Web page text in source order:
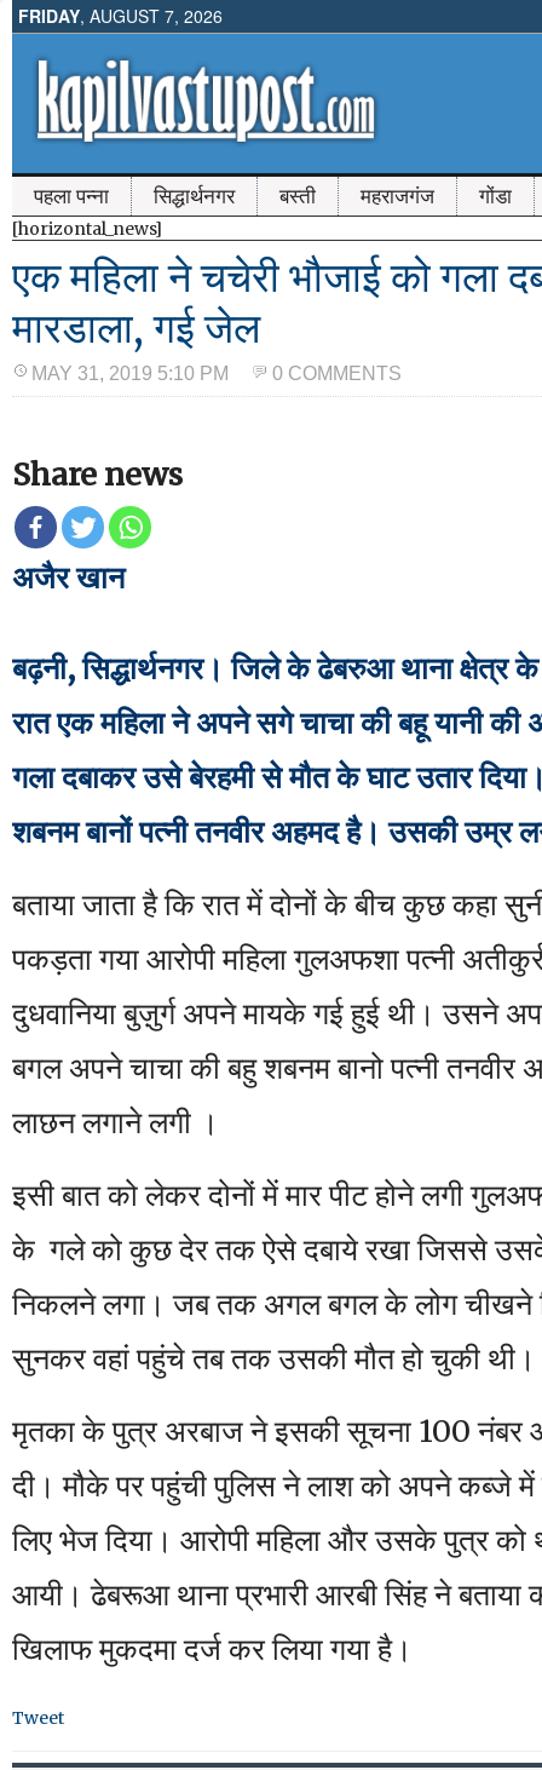
FRIDAY, AUGUST 7, 2026
पहला पन्ना सिद्धार्थनगर बस्ती महराजगंज गोंडा
[horizontal_news]
एक महिला ने चचेरी भौजाई को गला
मारडाला, गई जेल
MAY 31, 2019 5:10 PM 0 COMMENTS
Share news
अजैर खान
बढ़नी, सिद्धार्थनगर। जिले के ढेबरुआ थाना क्षेत्र
रात एक महिला ने अपने सगे चाचा की बहू यानी की
गला दबाकर उसे बेरहमी से मौत के घाट उतार
शबनम बानों पत्नी तनवीर अहमद है। उसकी उम्र
बताया जाता है कि रात में दोनों के बीच कुछ कहा
पकड़ता गया आरोपी महिला गुलअफशा पत्नी
दुधवानिया बुज़ुर्ग अपने मायके गई हुई थी। उसने
बगल अपने चाचा की बहु शबनम बानो पत्नी
लाछन लगाने लगी ।
इसी बात को लेकर दोनों में मार पीट होने लगी
के गले को कुछ देर तक ऐसे दबाये रखा जिससे
निकलने लगा। जब तक अगल बगल के लोग चीखने
सुनकर वहां पहुंचे तब तक उसकी मौत हो चुकी थी।
मृतका के पुत्र अरबाज ने इसकी सूचना 100
दी। मौके पर पहुंची पुलिस ने लाश को अपने कब्जे में
लिए भेज दिया। आरोपी महिला और उसके पुत्र
आयी। ढेबरूआ थाना प्रभारी आरबी सिंह ने बताया
खिलाफ मुकदमा दर्ज कर लिया गया है।
Tweet